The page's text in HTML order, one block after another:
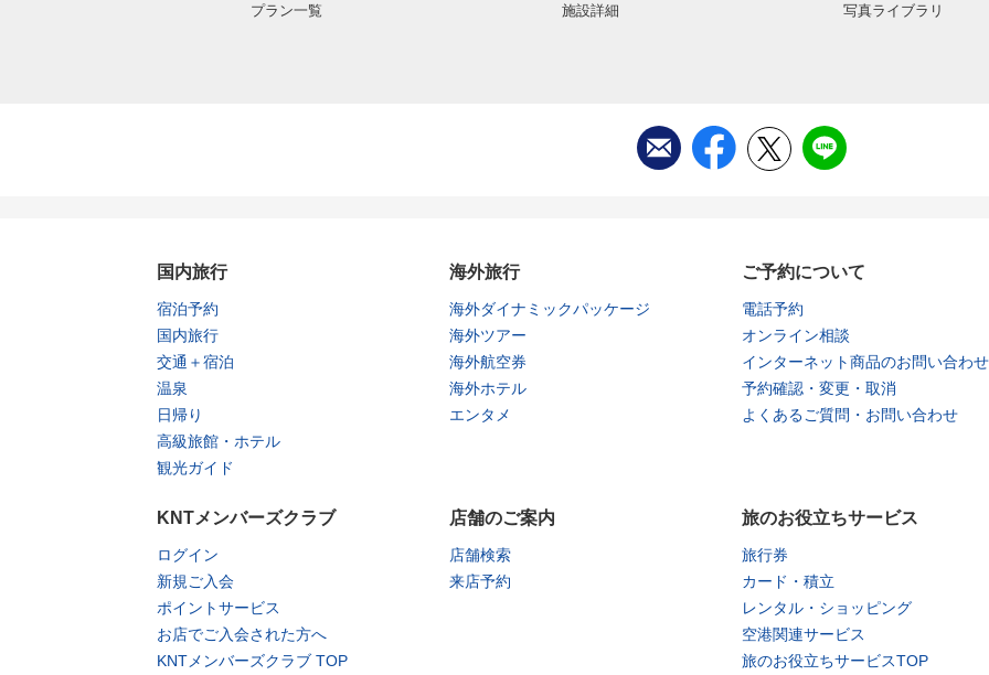
プラン一覧 施設詳細 写真ライブラリ
国内旅行
宿泊予約
国内旅行
交通＋宿泊
温泉
日帰り
高級旅館・ホテル
観光ガイド
海外旅行
海外ダイナミックパッケージ
海外ツアー
海外航空券
海外ホテル
エンタメ
ご予約について
電話予約
オンライン相談
インターネット商品のお問い合わせ
予約確認・変更・取消
よくあるご質問・お問い合わせ
KNTメンバーズクラブ
ログイン
新規ご入会
ポイントサービス
お店でご入会された方へ
KNTメンバーズクラブ TOP
店舗のご案内
店舗検索
来店予約
旅のお役立ちサービス
旅行券
カード・積立
レンタル・ショッピング
空港関連サービス
旅のお役立ちサービスTOP